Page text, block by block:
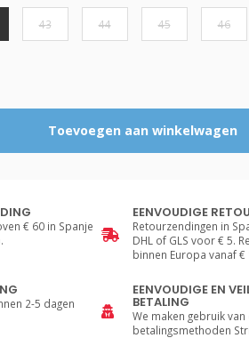
43 44 45 46
Toevoegen aan winkelwagen
€ 60 in Spanje
EENVOUDIGE
Retourzendingen in
DHL of GLS voor € 5.
binnen Europa vanaf €
2-5 dagen
EENVOUDIGE EN
BETALING
We maken gebruik van
betalingsmethoden